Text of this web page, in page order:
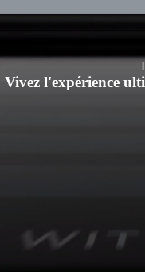
Vivez l'expérience